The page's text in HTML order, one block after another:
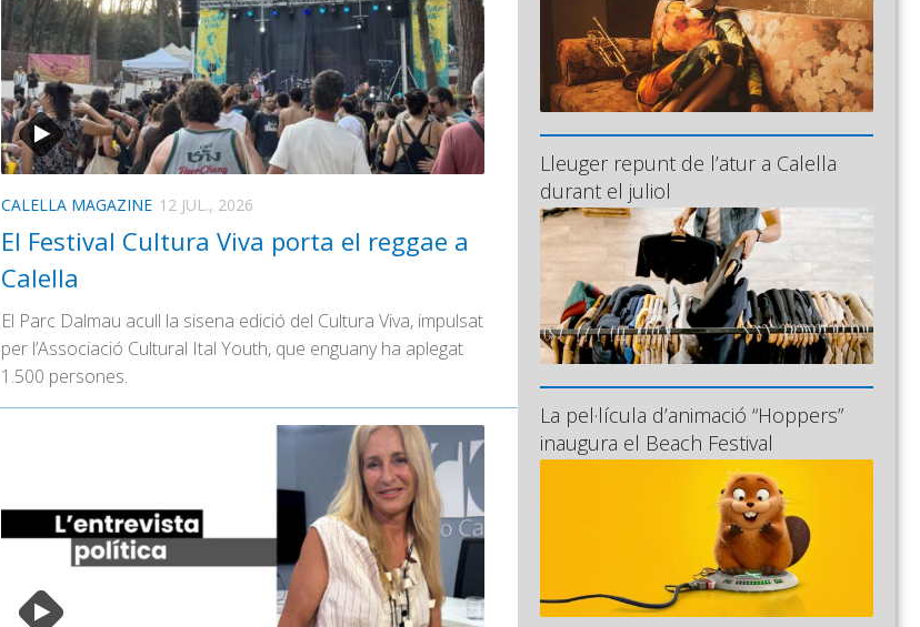
CALELLA MAGAZINE 12 JUL., 2026
El Festival Cultura Viva porta el reggae a
Calella
El Parc Dalmau acull la sisena edició del Cultura Viva, impulsat
per l’Associació Cultural Ital Youth, que enguany ha aplegat
1.500 persones.
Lleuger repunt de l’atur a Calella
durant el juliol
La pel·lícula d’animació “Hoppers”
inaugura el Beach Festival